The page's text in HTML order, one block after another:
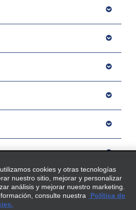
cookies y otras tecnologías
nuestro sitio, mejorar y personalizar
análisis y mejorar nuestro marketing.
consulte nuestra
Política de